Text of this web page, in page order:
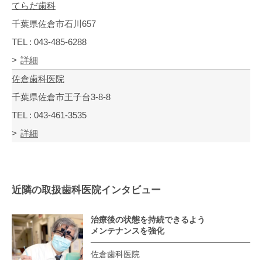
てらだ歯科
千葉県佐倉市石川657
TEL : 043-485-6288
詳細
佐倉歯科医院
千葉県佐倉市王子台3-8-8
TEL : 043-461-3535
詳細
近隣の取扱歯科医院インタビュー
治療後の状態を持続できるよう
メンテナンスを強化
佐倉歯科医院